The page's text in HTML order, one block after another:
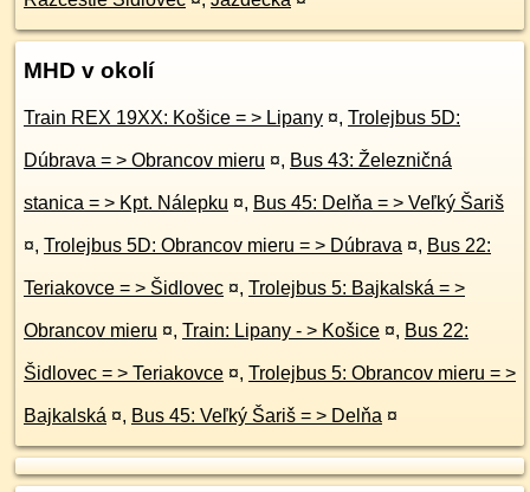
MHD v okolí
Train REX 19XX: Košice = > Lipany ¤, Trolejbus 5D:
Dúbrava = > Obrancov mieru ¤, Bus 43: Železničná
stanica = > Kpt. Nálepku ¤, Bus 45: Delňa = > Veľký Šariš
¤, Trolejbus 5D: Obrancov mieru = > Dúbrava ¤, Bus 22:
Teriakovce = > Šidlovec ¤, Trolejbus 5: Bajkalská = >
Obrancov mieru ¤, Train: Lipany - > Košice ¤, Bus 22:
Šidlovec = > Teriakovce ¤, Trolejbus 5: Obrancov mieru = >
Bajkalská ¤, Bus 45: Veľký Šariš = > Delňa ¤